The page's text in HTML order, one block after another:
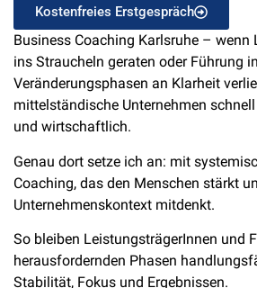
Kostenfreies Erstgespräch
Business Coaching Karlsruhe – wenn
ins Straucheln geraten oder Führung in
Veränderungsphasen an Klarheit
mittelständische Unternehmen
und wirtschaftlich.
Genau dort setze ich an: mit
Coaching, das den Menschen stärkt
Unternehmenskontext mitdenkt.
So bleiben LeistungsträgerInnen und
herausfordernden Phasen
Stabilität, Fokus und Ergebnissen.